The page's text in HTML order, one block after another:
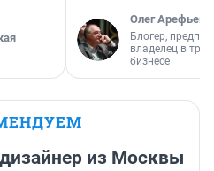
Олег Арефьев
Блогер,
владелец в
бизнесе
из Москвы